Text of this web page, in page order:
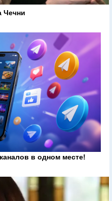
Чечни
в одном месте!